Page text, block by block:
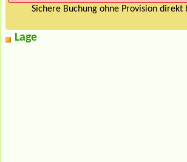
Sichere Buchung ohne Provision direkt
Lage